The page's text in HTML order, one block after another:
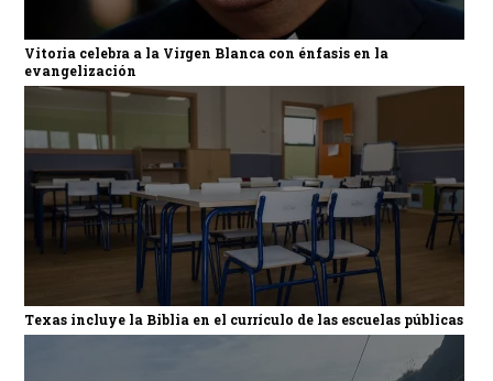
Vitoria celebra a la Virgen Blanca con énfasis en la
evangelización
Texas incluye la Biblia en el currículo de las escuelas públicas